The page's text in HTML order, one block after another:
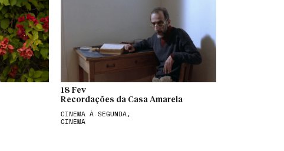
18 Fev
Recordações da Casa Amarela
CINEMA À SEGUNDA,
CINEMA